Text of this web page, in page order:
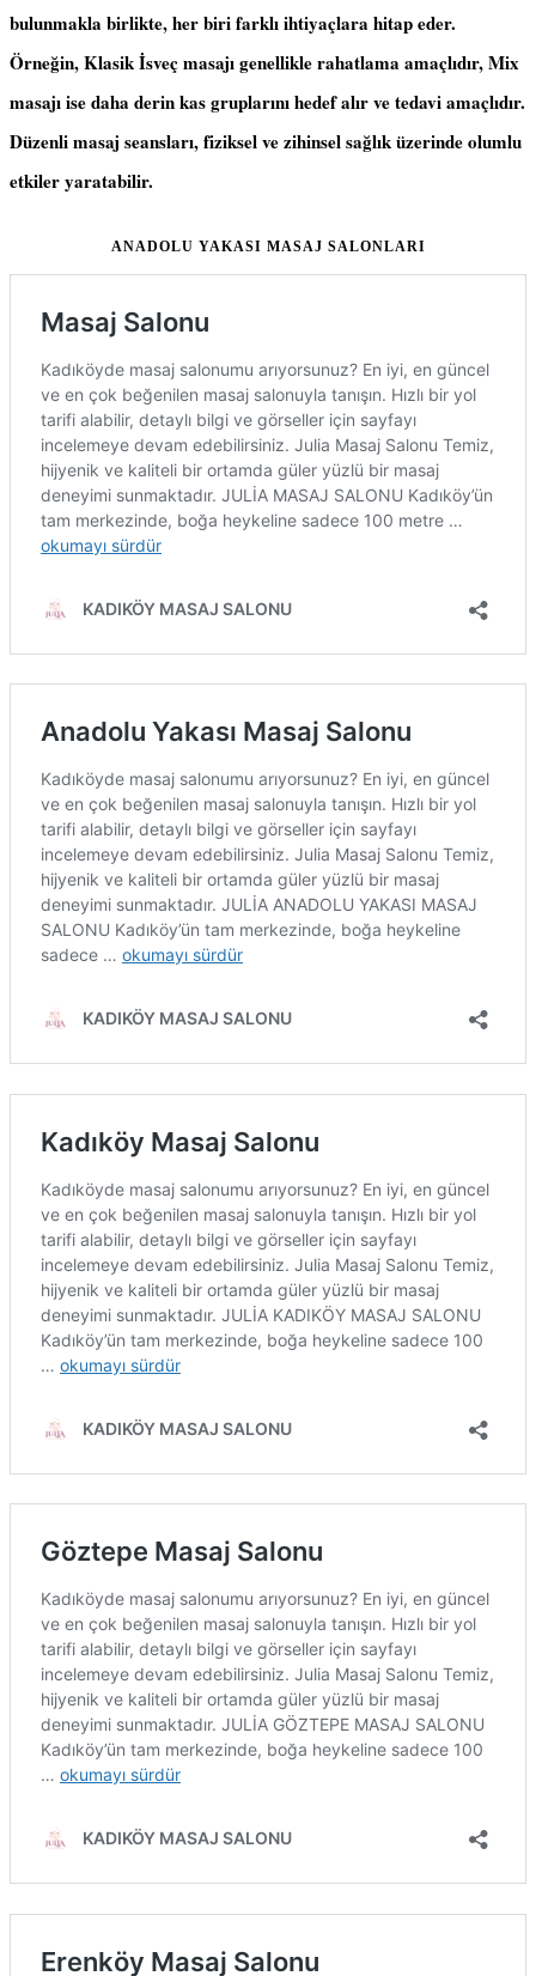
bulunmakla birlikte, her biri farklı ihtiyaçlara hitap eder.
Örneğin, Klasik İsveç masajı genellikle rahatlama amaçlıdır, Mix
masajı ise daha derin kas gruplarını hedef alır ve tedavi amaçlıdır.
Düzenli masaj seansları, fiziksel ve zihinsel sağlık üzerinde olumlu
etkiler yaratabilir.
ANADOLU YAKASI MASAJ SALONLARI